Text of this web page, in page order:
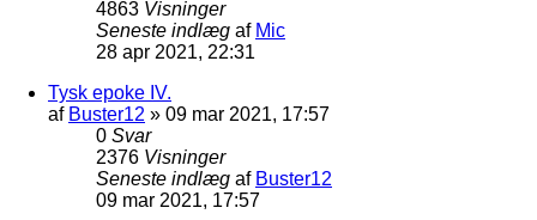
4863 Visninger
Seneste indlæg af Mic
28 apr 2021, 22:31
Tysk epoke IV.
af Buster12 » 09 mar 2021, 17:57
0 Svar
2376 Visninger
Seneste indlæg af Buster12
09 mar 2021, 17:57